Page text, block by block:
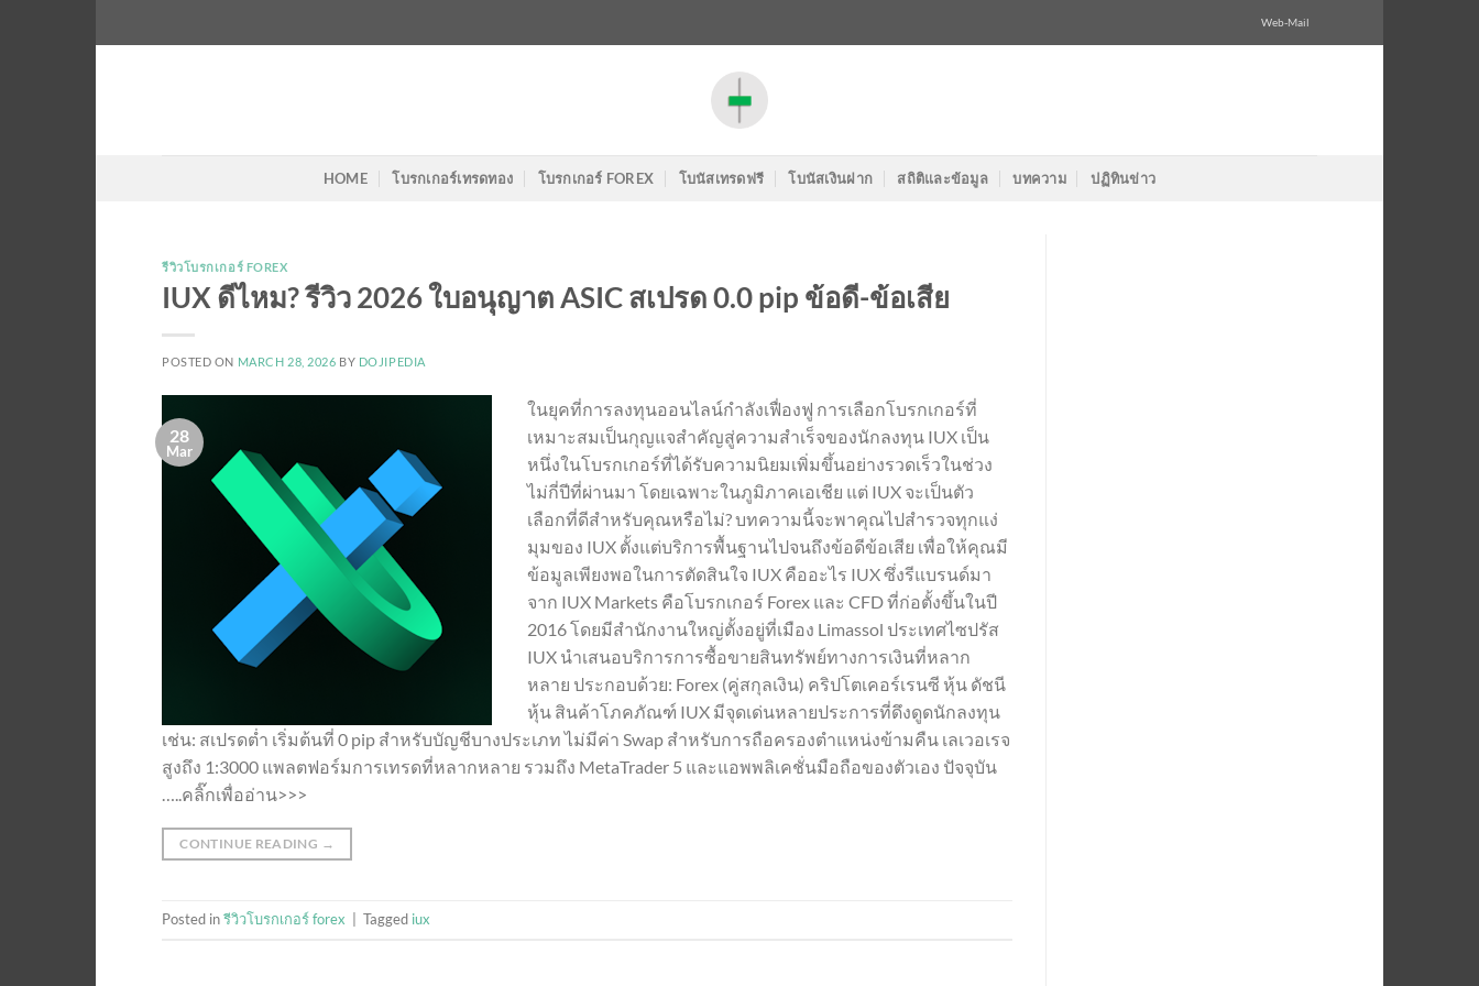
to
Web-Mail
HOME โบรกเกอร์เทรดทอง โบรกเกอร์ FOREX โบนัสเทรดฟรี โบนัสเงินฝาก สถิติและข้อมูล บทความ ปฏิทินข่าว
รีวิวโบรกเกอร์ FOREX
IUX ดีไหม? รีวิว 2026 ใบอนุญาต ASIC สเปรด 0.0 pip ข้อดี-ข้อเสีย
POSTED ON MARCH 28, 2026 BY DOJIPEDIA
28
Mar
ในยุคที่การลงทุนออนไลน์กำลังเฟื่องฟู การเลือกโบรกเกอร์ที่
เหมาะสมเป็นกุญแจสำคัญสู่ความสำเร็จของนักลงทุน IUX เป็น
หนึ่งในโบรกเกอร์ที่ได้รับความนิยมเพิ่มขึ้นอย่างรวดเร็วในช่วง
ไม่กี่ปีที่ผ่านมา โดยเฉพาะในภูมิภาคเอเชีย แต่ IUX จะเป็นตัว
เลือกที่ดีสำหรับคุณหรือไม่? บทความนี้จะพาคุณไปสำรวจทุกแง่
มุมของ IUX ตั้งแต่บริการพื้นฐานไปจนถึงข้อดีข้อเสีย เพื่อให้คุณมี
ข้อมูลเพียงพอในการตัดสินใจ IUX คืออะไร IUX ซึ่งรีแบรนด์มา
จาก IUX Markets คือโบรกเกอร์ Forex และ CFD ที่ก่อตั้งขึ้นในปี
2016 โดยมีสำนักงานใหญ่ตั้งอยู่ที่เมือง Limassol ประเทศไซปรัส
IUX นำเสนอบริการการซื้อขายสินทรัพย์ทางการเงินที่หลาก
หลาย ประกอบด้วย: Forex (คู่สกุลเงิน) คริปโตเคอร์เรนซี หุ้น ดัชนี
หุ้น สินค้าโภคภัณฑ์ IUX มีจุดเด่นหลายประการที่ดึงดูดนักลงทุน
เช่น: สเปรดต่ำ เริ่มต้นที่ 0 pip สำหรับบัญชีบางประเภท ไม่มีค่า Swap สำหรับการถือครองตำแหน่งข้ามคืน เลเวอเรจ
สูงถึง 1:3000 แพลตฟอร์มการเทรดที่หลากหลาย รวมถึง MetaTrader 5 และแอพพลิเคชั่นมือถือของตัวเอง ปัจจุบัน
…..คลิ๊กเพื่ออ่าน>>>
CONTINUE READING →
Posted inรีวิวโบรกเกอร์ forex Tagged iux